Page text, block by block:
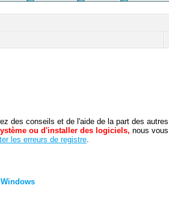
des conseils et de l'aide de la part des
ou d'installer des logiciels, nous
les erreurs de registre.
Windows